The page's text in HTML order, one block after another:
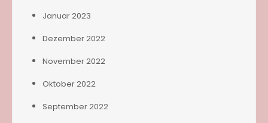
Januar 2023
Dezember 2022
November 2022
Oktober 2022
September 2022